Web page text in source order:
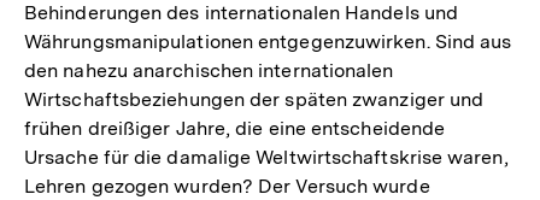
Behinderungen des internationalen Handels und
Währungsmanipulationen entgegenzuwirken. Sind aus
den nahezu anarchischen internationalen
Wirtschaftsbeziehungen der späten zwanziger und
frühen dreißiger Jahre, die eine entscheidende
Ursache für die damalige Weltwirtschaftskrise waren,
Lehren gezogen wurden? Der Versuch wurde